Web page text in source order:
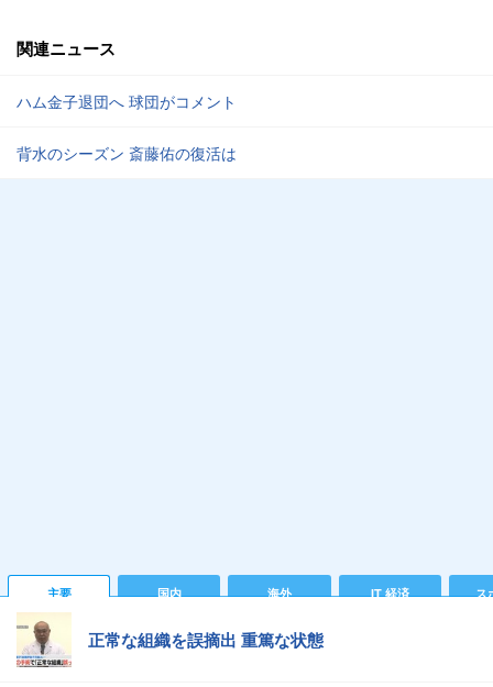
関連ニュース
ハム金子退団へ 球団がコメント
背水のシーズン 斎藤佑の復活は
主要 国内 海外 IT 経済 ス
正常な組織を誤摘出 重篤な状態